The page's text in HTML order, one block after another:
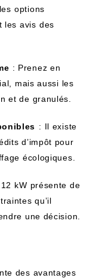
options
les avis⁤ des
⁣: Prenez en
mais aussi les
et de granulés.
⁢: ⁤Il existe⁤
d’impôt pour
écologiques.
⁣kW présente de
qu’il
une décision.
des avantages